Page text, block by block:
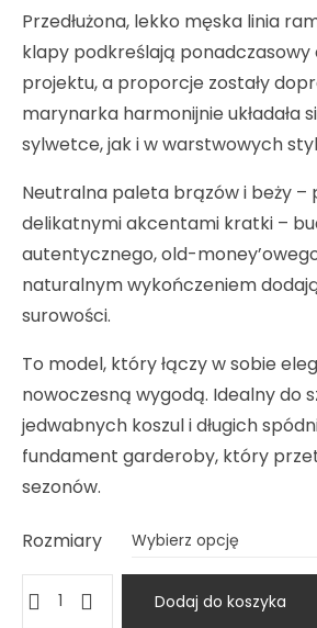
Przedłużona, lekko męska linia
klapy podkreślają
projektu, a proporcje zostały
marynarka harmonijnie układała
sylwetce, jak i w warstwowych
Neutralna paleta brązów i beży –
delikatnymi akcentami kratki –
autentycznego, old-money’owego
naturalnym wykończeniem
surowości.
To model, który łączy w sobie
nowoczesną wygodą. Idealny do
jedwabnych koszul i długich
fundament garderoby, który
sezonów.
Rozmiary
Dodaj do koszyka